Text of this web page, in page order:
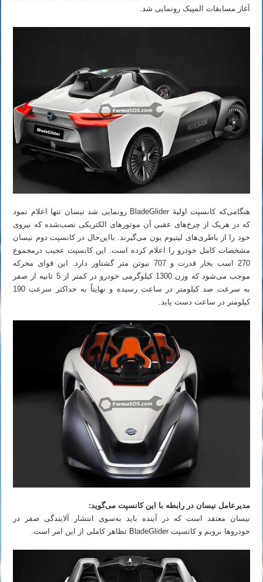
آغاز مسابقات المپیک رونمایی شد.
هنگامی‌که کانسپت اولیهٔ BladeGlider رونمایی شد نیسان تنها اعلام نمود
که در هریک از چرخ‌های عقبی آن موتورهای الکتریکی نصب‌شده که نیروی
خود را از باطری‌های لیتیوم یون می‌گیرند. بااین‌حال در کانسپت دوم نیسان
مشخصات کامل خودرو را اعلام کرده است. این کانسپت عجیب درمجموع
270 اسب بخار قدرت و 707 نیوتن متر گشتاور دارد. این قوای محرکه
موجب می‌شود که وزن 1300 کیلوگرمی خودرو در کمتر از 5 ثانیه از صفر
به سرعت صد کیلومتر در ساعت رسیده و نهایتاً به حداکثر سرعت 190
کیلومتر در ساعت دست یابد.
مدیرعامل نیسان در رابطه با این کانسپت می‌گوید:
نیسان معتقد است که در آینده باید به‌سوی انتشار آلایندگی صفر در
خودروها برویم و کانسپت BladeGlider تظاهر کاملی از این امر است.